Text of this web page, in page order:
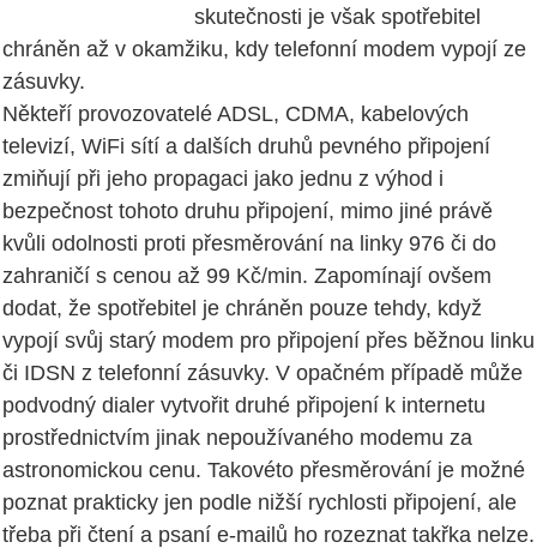
skutečnosti je však spotřebitel
chráněn až v okamžiku, kdy telefonní modem vypojí ze
zásuvky.
Někteří provozovatelé ADSL, CDMA, kabelových
televizí, WiFi sítí a dalších druhů pevného připojení
zmiňují při jeho propagaci jako jednu z výhod i
bezpečnost tohoto druhu připojení, mimo jiné právě
kvůli odolnosti proti přesměrování na linky 976 či do
zahraničí s cenou až 99 Kč/min. Zapomínají ovšem
dodat, že spotřebitel je chráněn pouze tehdy, když
vypojí svůj starý modem pro připojení přes běžnou linku
či IDSN z telefonní zásuvky. V opačném případě může
podvodný dialer vytvořit druhé připojení k internetu
prostřednictvím jinak nepoužívaného modemu za
astronomickou cenu. Takovéto přesměrování je možné
poznat prakticky jen podle nižší rychlosti připojení, ale
třeba při čtení a psaní e-mailů ho rozeznat takřka nelze.